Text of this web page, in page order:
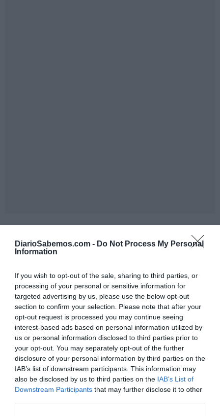
DiarioSabemos.com - Do Not Process My Personal
Information
If you wish to opt-out of the sale, sharing to third parties, or
processing of your personal or sensitive information for
targeted advertising by us, please use the below opt-out
section to confirm your selection. Please note that after your
opt-out request is processed you may continue seeing
interest-based ads based on personal information utilized by
us or personal information disclosed to third parties prior to
your opt-out. You may separately opt-out of the further
disclosure of your personal information by third parties on the
IAB’s list of downstream participants. This information may
also be disclosed by us to third parties on the IAB’s List of
Downstream Participants that may further disclose it to other
dejar que nos eduque para creer que si el ruido suena,
agua lleva, y ser influenciables en nuestra decisión de
voto, para gestionar el estado de derecho y erario público.
Por último, me rechina el huir hacia delante de las
víctimas de estos movimientos antidemocráticos. Como si
no se pudiera hacer nada, o quizás, sea la vía rápida para
quitarse de enmedio y volver a sus tertulias de bar. Pero
esa reflexión da para otra columna donde encajar esta
pieza en el puzzle que hacemos desde hace un siglo.
Añadir DiarioSabemoscomo fuente preferida de